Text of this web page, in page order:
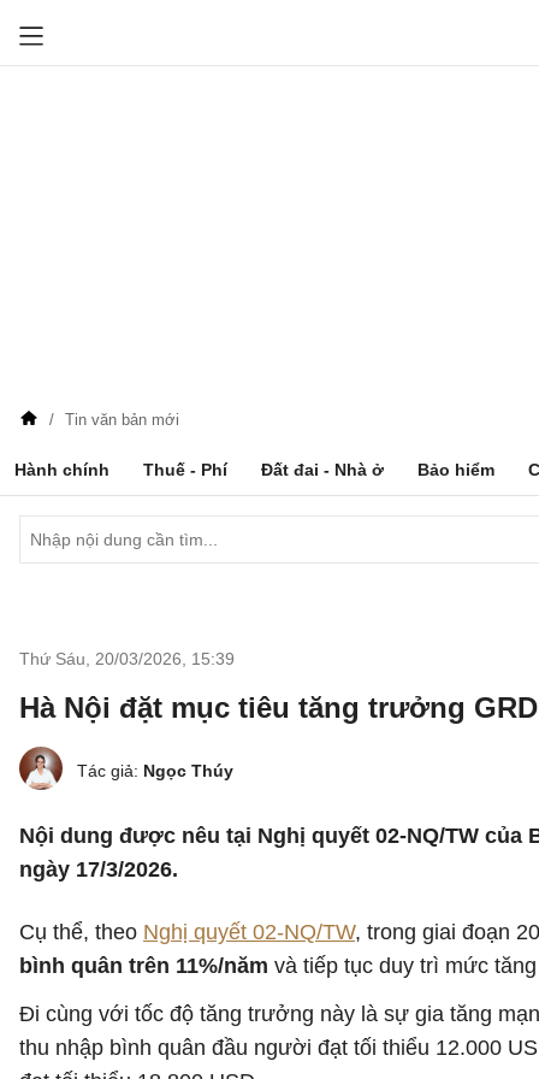
Tin văn bản mới
Hành chính Thuế - Phí Đất đai - Nhà ở Bảo hiểm
Thứ Sáu, 20/03/2026 15:39
Hà Nội đặt mục tiêu tăng trưởng
Tác giả: Ngọc Thúy
Nội dung được nêu tại Nghị quyết 02-NQ/TW
ngày 17/3/2026.
Cụ thể, theo Nghị quyết 02-NQ/TW, trong giai đoạn
bình quân trên 11%/năm và tiếp tục duy trì mức
Đi cùng với tốc độ tăng trưởng này là sự gia tăng
thu nhập bình quân đầu người đạt tối thiểu 12.000